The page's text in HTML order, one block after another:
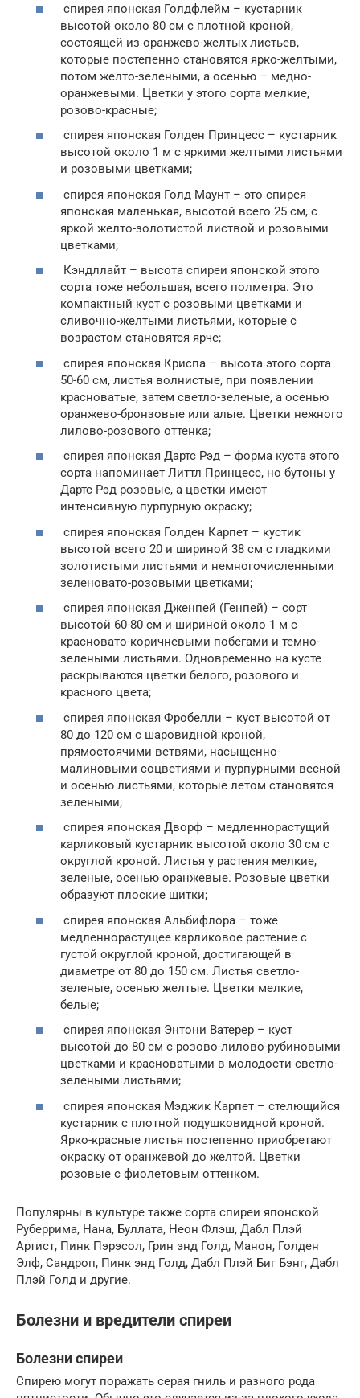
спирея японская Голдфлейм – кустарник
высотой около 80 см с плотной кроной,
состоящей из оранжево-желтых листьев,
которые постепенно становятся ярко-желтыми,
потом желто-зелеными, а осенью – медно-
оранжевыми. Цветки у этого сорта мелкие,
розово-красные;
спирея японская Голден Принцесс – кустарник
высотой около 1 м с яркими желтыми листьями
и розовыми цветками;
спирея японская Голд Маунт – это спирея
японская маленькая, высотой всего 25 см, с
яркой желто-золотистой листвой и розовыми
цветками;
Кэндллайт – высота спиреи японской этого
сорта тоже небольшая, всего полметра. Это
компактный куст с розовыми цветками и
сливочно-желтыми листьями, которые с
возрастом становятся ярче;
спирея японская Криспа – высота этого сорта
50-60 см, листья волнистые, при появлении
красноватые, затем светло-зеленые, а осенью
оранжево-бронзовые или алые. Цветки нежного
лилово-розового оттенка;
спирея японская Дартс Рэд – форма куста этого
сорта напоминает Литтл Принцесс, но бутоны у
Дартс Рэд розовые, а цветки имеют
интенсивную пурпурную окраску;
спирея японская Голден Карпет – кустик
высотой всего 20 и шириной 38 см с гладкими
золотистыми листьями и немногочисленными
зеленовато-розовыми цветками;
спирея японская Дженпей (Генпей) – сорт
высотой 60-80 см и шириной около 1 м с
красновато-коричневыми побегами и темно-
зелеными листьями. Одновременно на кусте
раскрываются цветки белого, розового и
красного цвета;
спирея японская Фробелли – куст высотой от
80 до 120 см с шаровидной кроной,
прямостоячими ветвями, насыщенно-
малиновыми соцветиями и пурпурными весной
и осенью листьями, которые летом становятся
зелеными;
спирея японская Дворф – медленнорастущий
карликовый кустарник высотой около 30 см с
округлой кроной. Листья у растения мелкие,
зеленые, осенью оранжевые. Розовые цветки
образуют плоские щитки;
спирея японская Альбифлора – тоже
медленнорастущее карликовое растение с
густой округлой кроной, достигающей в
диаметре от 80 до 150 см. Листья светло-
зеленые, осенью желтые. Цветки мелкие,
белые;
спирея японская Энтони Ватерер – куст
высотой до 80 см с розово-лилово-рубиновыми
цветками и красноватыми в молодости светло-
зелеными листьями;
спирея японская Мэджик Карпет – стелющийся
кустарник с плотной подушковидной кроной.
Ярко-красные листья постепенно приобретают
окраску от оранжевой до желтой. Цветки
розовые с фиолетовым оттенком.
Популярны в культуре также сорта спиреи японской
Руберрима, Нана, Буллата, Неон Флэш, Дабл Плэй
Артист, Пинк Пэрэсол, Грин энд Голд, Манон, Голден
Элф, Сандроп, Пинк энд Голд, Дабл Плэй Биг Бэнг, Дабл
Плэй Голд и другие.
Болезни и вредители спиреи
Болезни спиреи
Спирею могут поражать серая гниль и разного рода